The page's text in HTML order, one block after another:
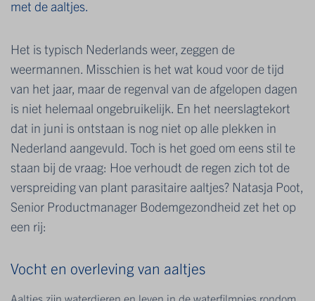
met de aaltjes.
Het is typisch Nederlands weer, zeggen de
weermannen. Misschien is het wat koud voor de tijd
van het jaar, maar de regenval van de afgelopen dagen
is niet helemaal ongebruikelijk. En het neerslagtekort
dat in juni is ontstaan is nog niet op alle plekken in
Nederland aangevuld. Toch is het goed om eens stil te
staan bij de vraag: Hoe verhoudt de regen zich tot de
verspreiding van plant parasitaire aaltjes? Natasja Poot,
Senior Productmanager Bodemgezondheid zet het op
een rij:
Vocht en overleving van aaltjes